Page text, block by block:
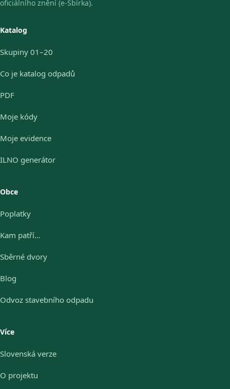
oficiálního znění (e-Sbírka).
Katalog
Skupiny 01–20
Co je katalog odpadů
PDF
Moje kódy
Moje evidence
ILNO generátor
Obce
Poplatky
Kam patří…
Sběrné dvory
Blog
Odvoz stavebního odpadu
Více
Slovenská verze
O projektu